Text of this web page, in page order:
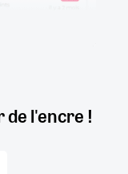
de l'encre !